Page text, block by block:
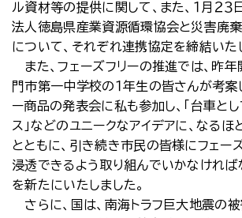
ル資材等の提供に関して、また、１月２３
法人徳島県産業資源循環協会と災害廃
について、それぞれ連携協定を締結いた
また、フェーズフリーの推進では、昨
門市第一中学校の１年生の皆さんが考案
ー商品の発表会に私も参加し、「台車と
ス」などのユニークなアイデアに、なる
とともに、引き続き市民の皆様にフェー
浸透できるよう取り組んでいかなければ
を新たにいたしました。
さらに、国は、南海トラフ巨大地震の